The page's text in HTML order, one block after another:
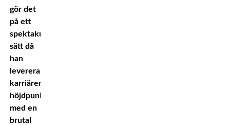
gör det
på ett
spektakulärt
sätt då
han
levererar
karriärens
höjdpunkt
med en
brutal